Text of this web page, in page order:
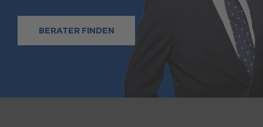
BERATER FINDEN